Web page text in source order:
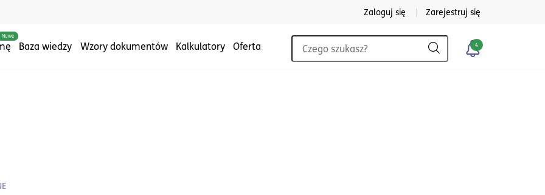
Zaloguj się Zarejestruj się
Nowe
Baza wiedzy Wzory dokumentów Kalkulatory Oferta
Wyszukiwarka
Szukaj
4